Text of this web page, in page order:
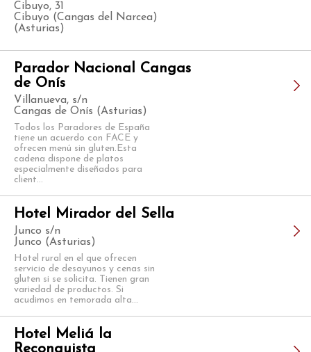
Cibuyo, 31
Cibuyo (Cangas del Narcea)
(Asturias)
Parador Nacional Cangas
de Onís
Villanueva, s/n
Cangas de Onís (Asturias)
Todos los Paradores de España
tiene un acuerdo con FACE y
ofrecen menú sin gluten.Esta
cadena dispone de platos
especialmente diseñados para
client...
Hotel Mirador del Sella
Junco s/n
Junco (Asturias)
Hotel rural en el que ofrecen
servicio de desayunos y cenas sin
gluten si se solicita. Tienen gran
variedad de productos. Si
acudimos en temorada alta...
Hotel Meliá la
Reconquista